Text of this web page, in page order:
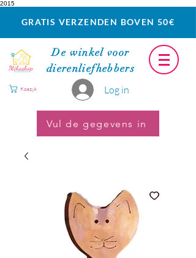
2015
GRATIS VERZENDEN BOVEN 50€
De winkel voor
dierenliefhebbers
Log in
Koszyk
Vul de gegevens in